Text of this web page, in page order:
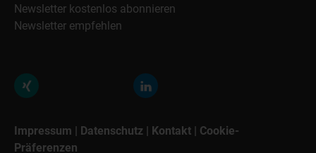
Newsletter kostenlos abonnieren
Newsletter empfehlen
Impressum | Datenschutz | Kontakt | Cookie-
Präferenzen